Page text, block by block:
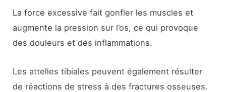
La force excessive fait gonfler les muscles et
augmente la pression sur l’os, ce qui provoque
des douleurs et des inflammations.
Les attelles tibiales peuvent également résulter
de réactions de stress à des fractures osseuses.